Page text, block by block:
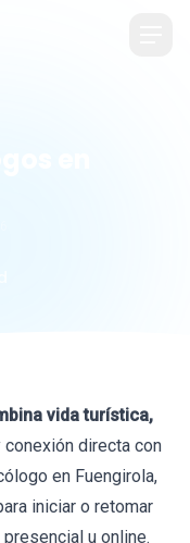
vida turística,
conexión directa con
en Fuengirola,
iniciar o retomar
u online.